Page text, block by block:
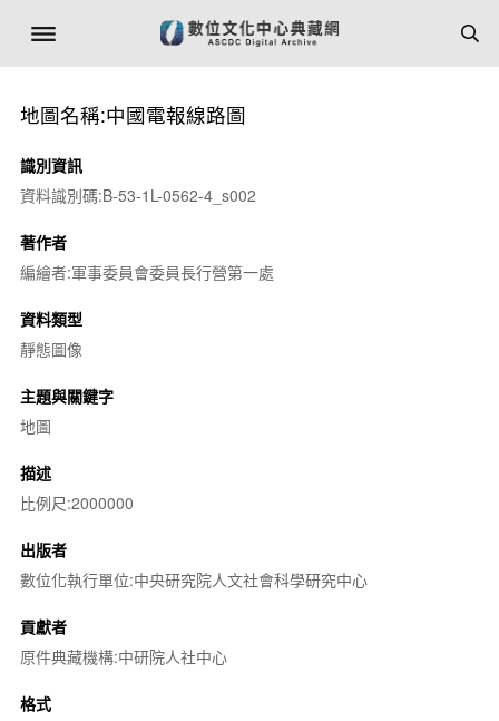
地圖名稱:中國電報線路圖
識別資訊
資料識別碼:B-53-1L-0562-4_s002
著作者
編繪者:軍事委員會委員長行營第一處
資料類型
靜態圖像
主題與關鍵字
地圖
描述
比例尺:2000000
出版者
數位化執行單位:中央研究院人文社會科學研究中心
貢獻者
原件典藏機構:中研院人社中心
格式